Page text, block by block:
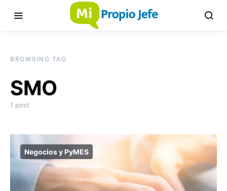
BROWSING TAG
SMO
1 post
Negocios y PyMES